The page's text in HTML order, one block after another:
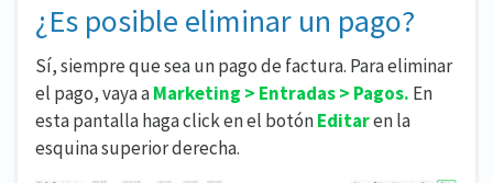
¿Es posible eliminar un pago?
Sí, siempre que sea un pago de factura. Para eliminar
el pago, vaya aMarketing > Entradas > Pagos. En
esta pantalla haga click en el botónEditaren la
esquina superior derecha.